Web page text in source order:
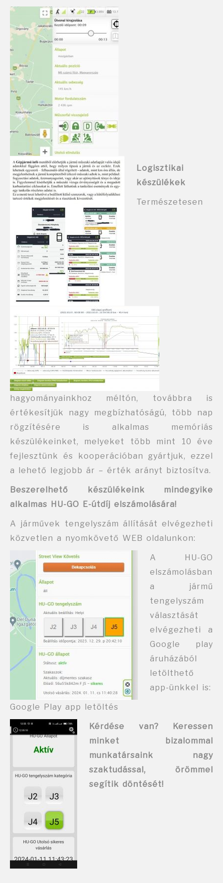
Logisztikai
készülékek
Természetesen
hagyományainkhoz méltón, továbbra is
értékesítjük nagy megbízhatóságú, több nap
rögzítésére is alkalmas memóriás
készülékeinket, melyeket több mint 10 éve
fejlesztünk és kooperációban gyártjuk, ezzel
a lehető legjobb ár – érték arányt biztosítva.
Beszerelhető készülékeink mindegyike
alkalmas HU-GO E-útdíj elszámolására!
A járművek tengelyszám állítását elvégezheti
közvetlen a nyomkövető WEB oldalunkon:
A HU-GO
elszámolásban
a jármű
tengelyszám
választását
elvégezheti a
Google play
áruházából
letölthető
app-ünkkel is:
Google Play app letöltés
Kérdése van? Keressen
minket bizalommal
munkatársaink nagy
szaktudással, örömmel
segítik döntését!